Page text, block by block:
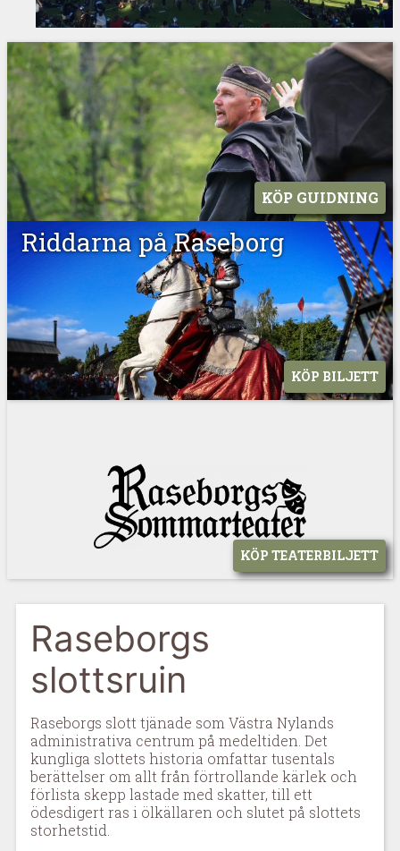
KÖP GUIDNING
Riddarna på Raseborg
KÖP BILJETT
KÖP TEATERBILJETT
Raseborgs
slottsruin
Raseborgs slott tjänade som Västra Nylands
administrativa centrum på medeltiden. Det
kungliga slottets historia omfattar tusentals
berättelser om allt från förtrollande kärlek och
förlista skepp lastade med skatter, till ett
ödesdigert ras i ölkällaren och slutet på slottets
storhetstid.